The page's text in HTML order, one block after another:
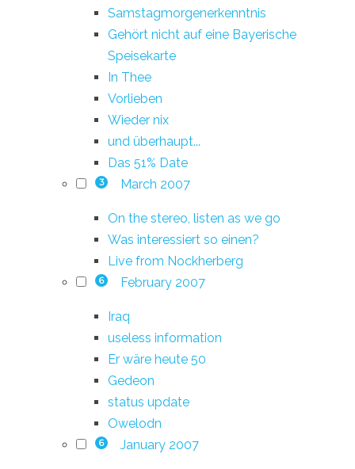
Samstagmorgenerkenntnis
Gehört nicht auf eine Bayerische
Speisekarte
In Thee
Vorlieben
Wieder nix
und überhaupt...
Das 51% Date
3 March 2007
On the stereo, listen as we go
Was interessiert so einen?
Live from Nockherberg
6 February 2007
Iraq
useless information
Er wäre heute 50
Gedeon
status update
Owelodn
6 January 2007